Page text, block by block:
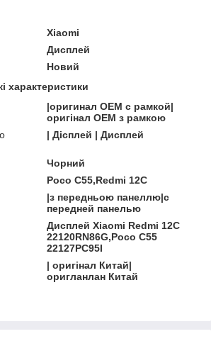
Xiaomi
Дисплей
Новий
характеристики
|оригинал OEM с рамкой|
оригінал OEM з рамкою
| Дісплей | Дисплей
Чорний
Poco C55,Redmi 12C
|з передньою панеллю|с
передней панелью
Дисплей Xiaomi Redmi 12C
22120RN86G,Poco C55
22127PC95I
| оригінал Китай|
оригланлан Китай